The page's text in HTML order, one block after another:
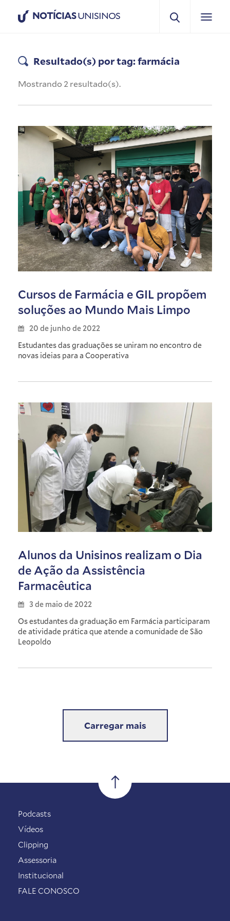
NOTÍCIASUNISINOS
Resultado(s) por tag: farmácia
Mostrando 2 resultado(s).
Cursos de Farmácia e GIL propõem
soluções ao Mundo Mais Limpo
20 de junho de 2022
Estudantes das graduações se uniram no encontro de
novas ideias para a Cooperativa
Alunos da Unisinos realizam o Dia
de Ação da Assistência
Farmacêutica
3 de maio de 2022
Os estudantes da graduação em Farmácia participaram
de atividade prática que atende a comunidade de São
Leopoldo
Carregar mais
Podcasts
Vídeos
Clipping
Assessoria
Institucional
FALE CONOSCO